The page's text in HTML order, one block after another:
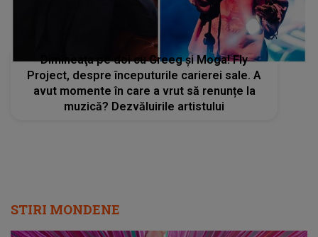
Dimineaţa pe doi cu Greeg şi Moga! Fly
Project, despre începuturile carierei sale. A
avut momente în care a vrut să renunțe la
muzică? Dezvăluirile artistului
STIRI MONDENE